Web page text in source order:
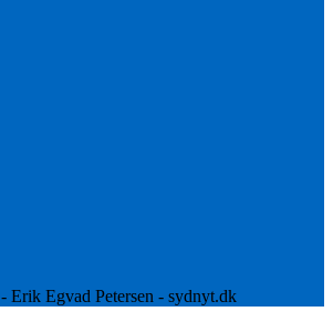
Erik Egvad Petersen - sydnyt.dk